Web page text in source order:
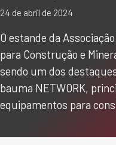
24 de abril de 2024
O estande da
para Construção e
sendo um dos
bauma NETWORK,
equipamentos para